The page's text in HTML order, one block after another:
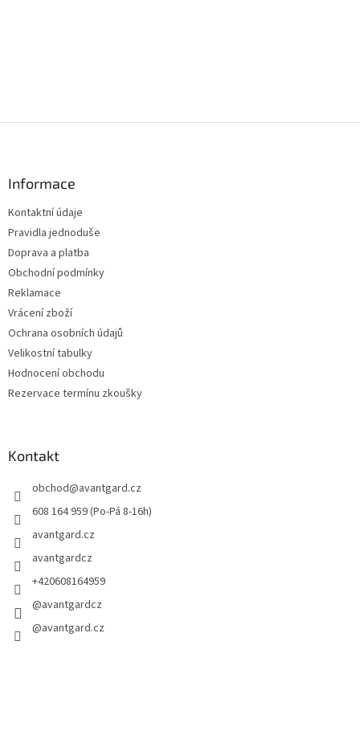
Informace
Kontaktní údaje
Pravidla jednoduše
Doprava a platba
Obchodní podmínky
Reklamace
Vrácení zboží
Ochrana osobních údajů
Velikostní tabulky
Hodnocení obchodu
Rezervace termínu zkoušky
Kontakt
obchod@avantgard.cz
608 164 959 (Po-Pá 8-16h)
avantgard.cz
avantgardcz
+420608164959
@avantgardcz
@avantgard.cz